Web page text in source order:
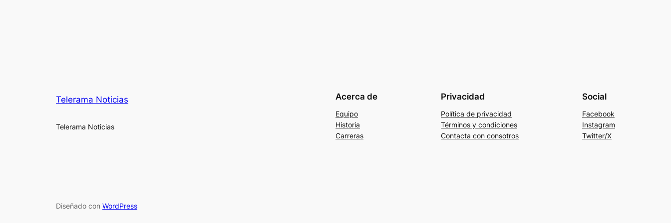
Telerama Noticias
Telerama Noticias
Acerca de
Equipo
Historia
Carreras
Privacidad
Política de privacidad
Términos y condiciones
Contacta con consotros
Social
Facebook
Instagram
Twitter/X
Diseñado con WordPress